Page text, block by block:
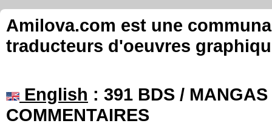
Amilova.com est une
traducteurs d'oeuvres
English : 391 BDS /
COMMENTAIRES